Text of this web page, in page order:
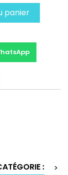
panier
:
>